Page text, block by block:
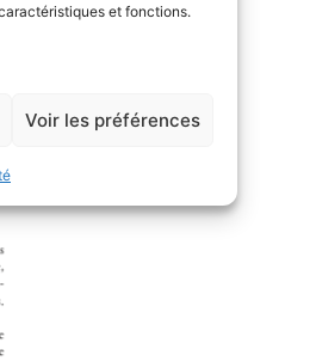
et fonctions.
Voir les préférences